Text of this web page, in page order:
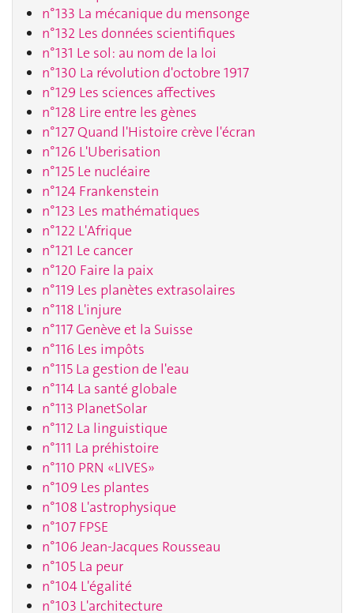
n°133 La mécanique du mensonge
n°132 Les données scientifiques
n°131 Le sol: au nom de la loi
n°130 La révolution d'octobre 1917
n°129 Les sciences affectives
n°128 Lire entre les gènes
n°127 Quand l'Histoire crève l'écran
n°126 L'Uberisation
n°125 Le nucléaire
n°124 Frankenstein
n°123 Les mathématiques
n°122 L'Afrique
n°121 Le cancer
n°120 Faire la paix
n°119 Les planètes extrasolaires
n°118 L'injure
n°117 Genève et la Suisse
n°116 Les impôts
n°115 La gestion de l'eau
n°114 La santé globale
n°113 PlanetSolar
n°112 La linguistique
n°111 La préhistoire
n°110 PRN «LIVES»
n°109 Les plantes
n°108 L'astrophysique
n°107 FPSE
n°106 Jean-Jacques Rousseau
n°105 La peur
n°104 L'égalité
n°103 L'architecture